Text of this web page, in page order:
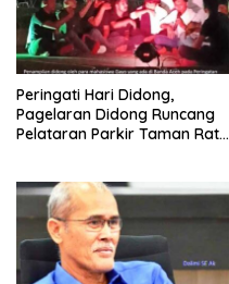
Peringati Hari Didong,
Pagelaran Didong Runcang
Pelataran Parkir Taman Ratu